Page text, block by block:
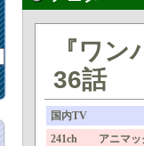
『ワ
36話
国内TV
241ch アニマッ